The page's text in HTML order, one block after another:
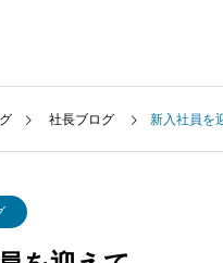
社長ブログ 新入社員を